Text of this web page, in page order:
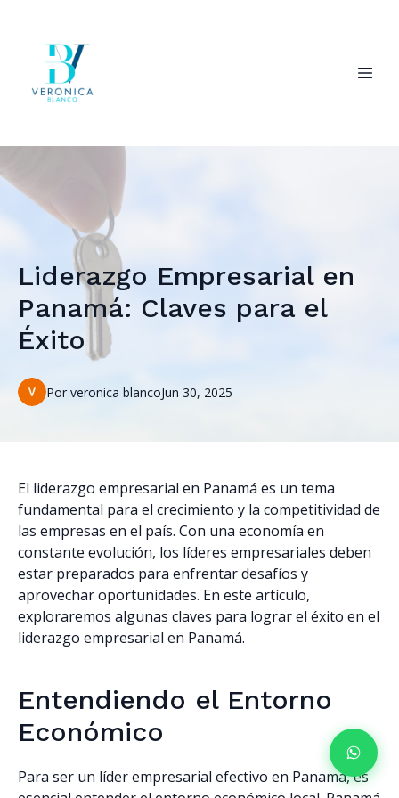
Liderazgo Empresarial en
Panamá: Claves para el
Éxito
Jun 30, 2025
Por veronica blanco
El liderazgo empresarial en Panamá es un tema
fundamental para el crecimiento y la competitividad de
las empresas en el país. Con una economía en
constante evolución, los líderes empresariales deben
estar preparados para enfrentar desafíos y
aprovechar oportunidades. En este artículo,
exploraremos algunas claves para lograr el éxito en el
liderazgo empresarial en Panamá.
Entendiendo el Entorno
Económico
Para ser un líder empresarial efectivo en Panamá, es